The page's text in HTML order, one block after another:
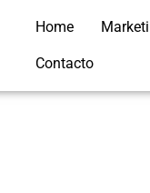
Home
Contacto